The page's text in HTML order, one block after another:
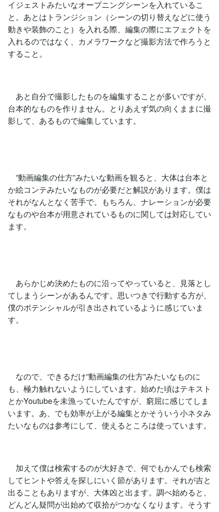
イジェストみたいなオープニングシーンを入れているこ
と。あとはトランジション（シーンの切り替えなどに使う
動きや装飾のこと）を入れる際、編集の際にエフェクトを
入れるのではなく、カメラワークなど撮影方法で作ろうと
すること。
あと自分で撮影したものを編集することが多いですが、
台本的なものを作りません。とりあえず気の向くままに撮
影して、あるもので編集しています。
”動画編集の仕方”みたいな動画を観ると、大体は台本と
か絵コンテみたいなものが必要だと解説があります。僕は
それがなんとなく苦手で。もちろん、ナレーションが必要
なものや台本が用意されているものに関しては対応してい
ます。
あらかじめ決めたものに沿ってやっていると、見落とし
てしまうシーンがあるんです。思いつきで行動する方が、
僕のポテンシャルが引き出されているように感じていま
す。
なので、できるだけ”動画編集の仕方”みたいなものに
も、極力触れないようにしています。始めた頃はテキスト
とかYoutubeを未漁っていたんですが、窮屈に感じてしま
います。あ、でも効率が上がる編集とかそういう小ネタみ
たいなものは参考にして、使えるところは使っています。
加えて僕は検索するのが大好きで、何でもかんでも検索
してヒントや答えを探しにいく節があります。それが吉と
出ることもありますが、大体凶と出ます。調べ始めると、
どんどん疑問が出始めて収拾がつかなくなります。そうす